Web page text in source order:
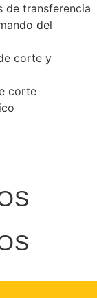
de transferencia
del
corte y
corte